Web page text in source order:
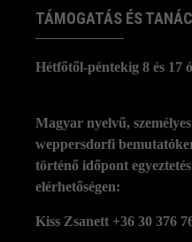
TÁMOGATÁS ÉS
Hétfőtől-péntekig 8 és 17
Magyar nyelvű,
weppersdorfi
történő időpont
elérhetőségen:
Kiss Zsanett +36 30 376